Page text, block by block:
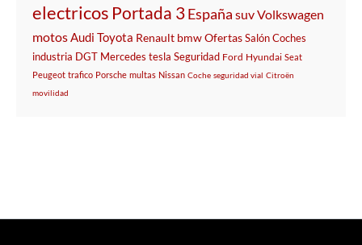
electricos Portada 3España suvVolkswagen
motos Audi Toyota Renault bmwOfertasSalónCoches
industria DGT Mercedes tesla Seguridad Ford Hyundai Seat
Peugeot trafico Porsche multas Nissan Coche seguridad vial Citroën
movilidad